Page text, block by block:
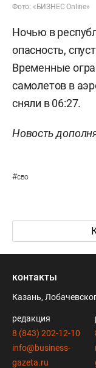
Фото: «БИЗНЕС Online»
Ночью в
опасность,
Временные
самолетов в
сняли в 06:27.
Новость
#сво
контакты
Казань,
редакция
8 (843) 202-12-10
info@business-
gazeta.ru